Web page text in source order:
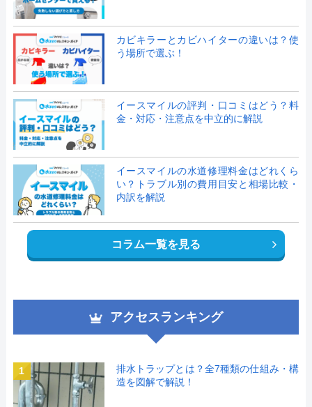
カビキラーとカビハイターの違いは？使
う場所で選ぶ！
イースマイルの評判・口コミはどう？料
金・対応・注意点を中立的に解説
イースマイルの水道修理料金はどれくら
い？トラブル別の費用目安と相場比較・
内訳を解説
コラム一覧を見る
アクセスランキング
1
排水トラップとは？全7種類の仕組み・構
造を図解で解説！